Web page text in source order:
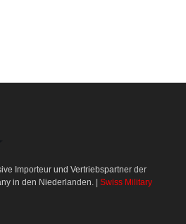
Importeur und Vertriebspartner der
in den Niederlanden. | Swiss Military